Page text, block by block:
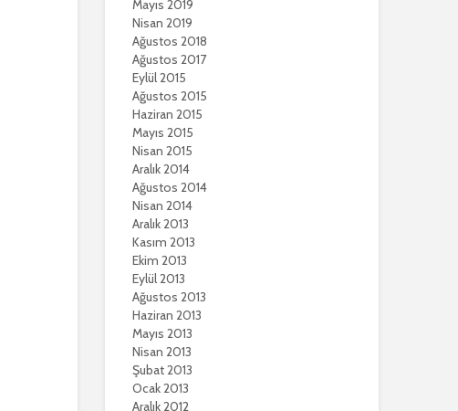
Mayıs 2019
Nisan 2019
Ağustos 2018
Ağustos 2017
Eylül 2015
Ağustos 2015
Haziran 2015
Mayıs 2015
Nisan 2015
Aralık 2014
Ağustos 2014
Nisan 2014
Aralık 2013
Kasım 2013
Ekim 2013
Eylül 2013
Ağustos 2013
Haziran 2013
Mayıs 2013
Nisan 2013
Şubat 2013
Ocak 2013
Aralık 2012